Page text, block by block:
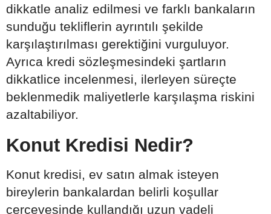
dikkatle analiz edilmesi ve farklı bankaların
sunduğu tekliflerin ayrıntılı şekilde
karşılaştırılması gerektiğini vurguluyor.
Ayrıca kredi sözleşmesindeki şartların
dikkatlice incelenmesi, ilerleyen süreçte
beklenmedik maliyetlerle karşılaşma riskini
azaltabiliyor.
Konut Kredisi Nedir?
Konut kredisi, ev satın almak isteyen
bireylerin bankalardan belirli koşullar
çerçevesinde kullandığı uzun vadeli